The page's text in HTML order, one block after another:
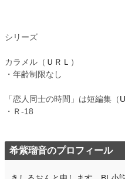
シリーズ
カラメル（ ＵＲＬ
）
・年齢制限なし
「恋人同士の時間」は短編集（
・Ｒ-18
希紫瑠音のプロフィール